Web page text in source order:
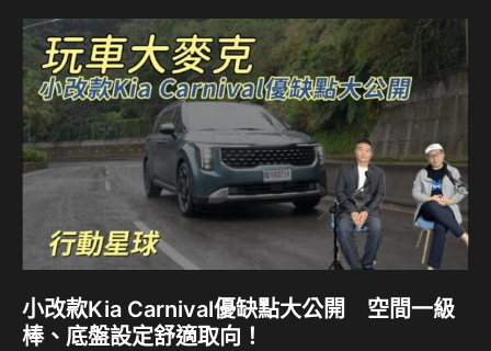
小改款Kia Carnival優缺點大公開 空間一級
棒、底盤設定舒適取向！